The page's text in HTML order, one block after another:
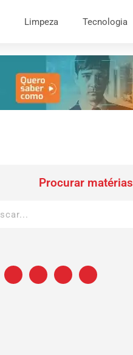
Limpeza Tecnologia
Procurar matérias